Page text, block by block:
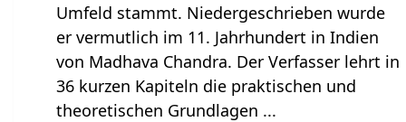
Umfeld stammt. Niedergeschrieben wurde
er vermutlich im 11. Jahrhundert in Indien
von Madhava Chandra. Der Verfasser lehrt in
36 kurzen Kapiteln die praktischen und
theoretischen Grundlagen ...